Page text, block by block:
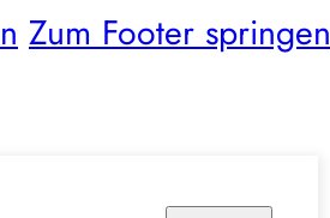
Zum Footer springen